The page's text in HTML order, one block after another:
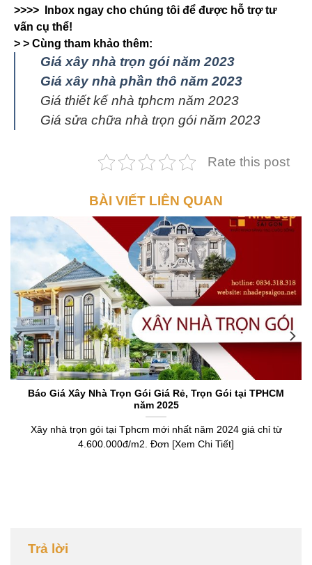
>>>> Inbox ngay cho chúng tôi để được hỗ trợ tư
vấn cụ thể!
> > Cùng tham khảo thêm:
Giá xây nhà trọn gói năm 2023
Giá xây nhà phần thô năm 2023
Giá thiết kế nhà tphcm năm 2023
Giá sửa chữa nhà trọn gói năm 2023
Rate this post
BÀI VIẾT LIÊN QUAN
Báo Giá Xây Nhà Trọn Gói Giá Rẻ, Trọn Gói tại TPHCM
năm 2025
Xây nhà trọn gói tại Tphcm mới nhất năm 2024 giá chỉ từ
4.600.000đ/m2. Đơn [Xem Chi Tiết]
Trả lời